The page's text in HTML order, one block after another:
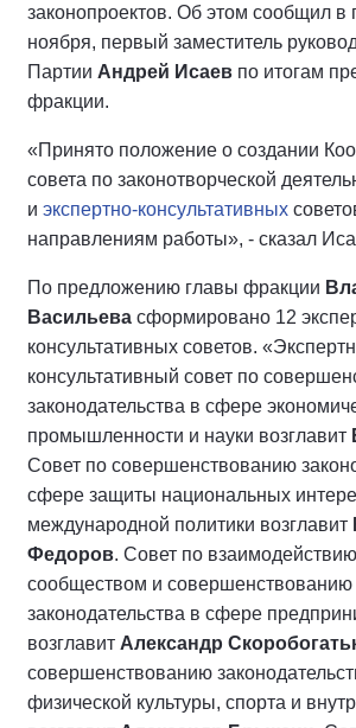
законопроектов. Об этом сообщил в
ноября, первый заместитель
Партии Андрей Исаев по итогам
фракции.
«Принято положение о создании
совета по законотворческой
и экспертно-консультативных
направлениям работы», - сказал
По предложению главы фракции
Васильева сформировано 12
консультативных советов.
консультативный совет по
законодательства в сфере
промышленности и науки возглавит
Совет по совершенствованию
сфере защиты национальных
международной политики возглавит
Федоров. Совет по
сообществом и совершенствованию
законодательства в сфере
возглавит Александр
совершенствованию
физической культуры, спорта и